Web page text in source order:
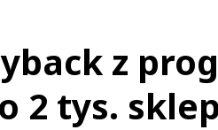
z
2 tys.